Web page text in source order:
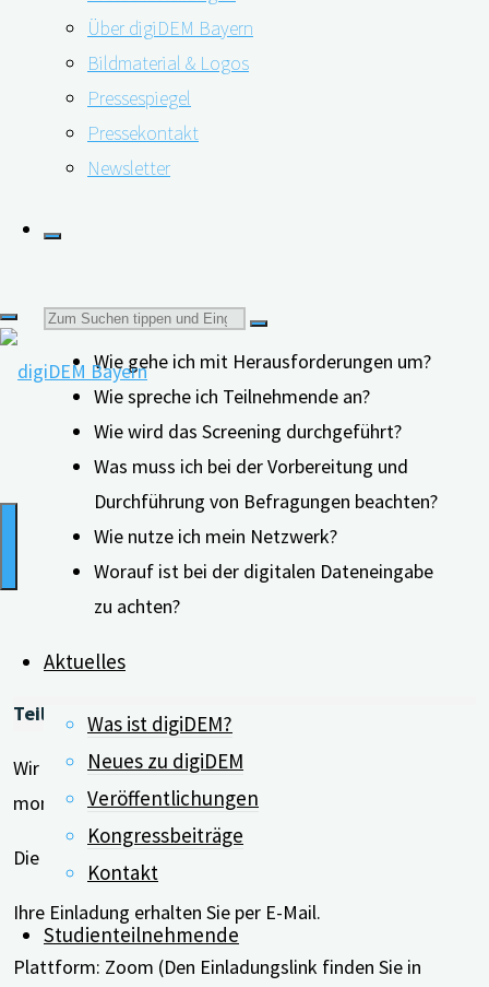
Über digiDEM Bayern
Bildmaterial & Logos
Pressespiegel
Pressekontakt
Newsletter
Suchen
nach:
Aktuelles
Was ist digiDEM?
Neues zu digiDEM
Veröffentlichungen
Kongressbeiträge
Kontakt
Studienteilnehmende
Herausforderungen sprechen. Dazu laden wir erfahrene
Forschungspartner*innen als Gesprächspartner*innen
ein, die bereits Befragungen durchgeführt haben und
von ihren Erfahrungen berichten.
Wie gehe ich mit Herausforderungen um?
Wie spreche ich Teilnehmende an?
Wie wird das Screening durchgeführt?
Was muss ich bei der Vorbereitung und
Durchführung von Befragungen beachten?
Wie nutze ich mein Netzwerk?
Worauf ist bei der digitalen Dateneingabe
zu achten?
Teilnahme:
Wir laden alle Forschungspartner*innen herzlich zum
monatlichen “digiDEM Dialog” ein.
Die Teilnahme ist ohne Anmeldung möglich.
Ihre Einladung erhalten Sie per E-Mail.
Plattform: Zoom (Den Einladungslink finden Sie in